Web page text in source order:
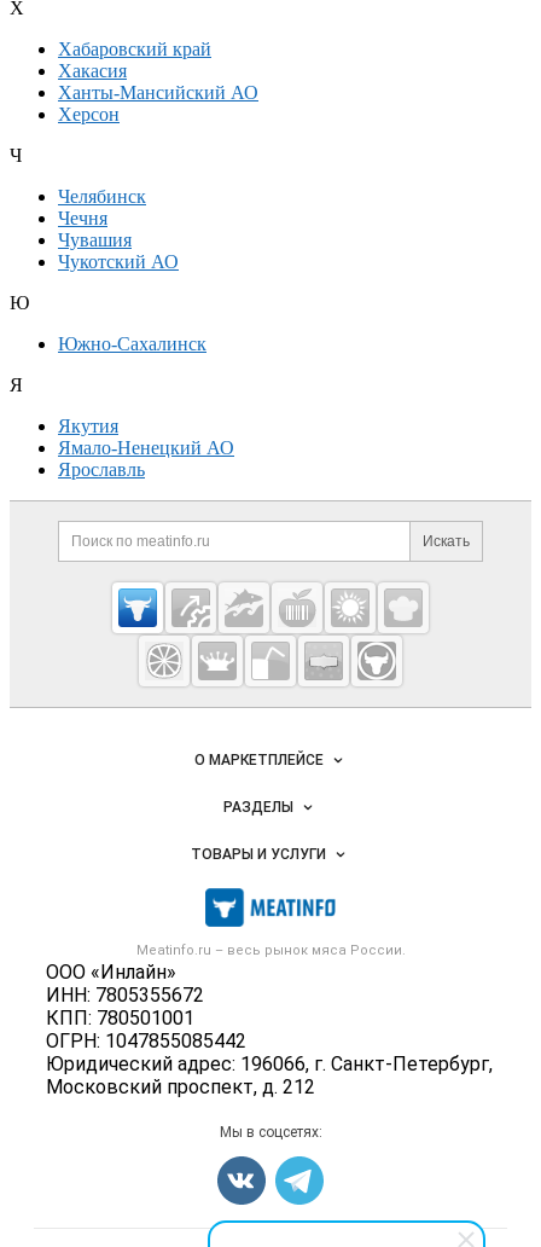
Х
Хабаровский край
Хакасия
Ханты-Мансийский АО
Херсон
Ч
Челябинск
Чечня
Чувашия
Чукотский АО
Ю
Южно-Сахалинск
Я
Якутия
Ямало-Ненецкий АО
Ярославль
Дополнительная информация
Поиск по сайту и
Искать
Cсылки на полезные проекты
Meatinfo.ru —
мясо и
мясопродукты
Важные разделы и контакты
Meatinfo.ru – весь рынок мяса России.
ООО «Инлайн»
ИНН: 7805355672
КПП: 780501001
ОГРН: 1047855085442
Юридический адрес: 196066, г. Санкт-Петербург,
Московский проспект, д. 212
Навигация по сайтуО МАРКЕТПЛЕЙСЕ
Новости Meatinfo.ru
Размещение рекламы
Публичная оферта
Контактная информация
Политика обработки персональных данных
РАЗДЕЛЫ
Объявления
Новости рынка
Мониторинг
Вакансии
ТОВАРЫ И УСЛУГИ
Мясо, мясопродукты
Скот в живом весе
Колбасы, сосиски, деликатесы
Мясные полуфабрикаты
Мясные снеки
Яйца
Карта объявлений
Мы в соцсетях: